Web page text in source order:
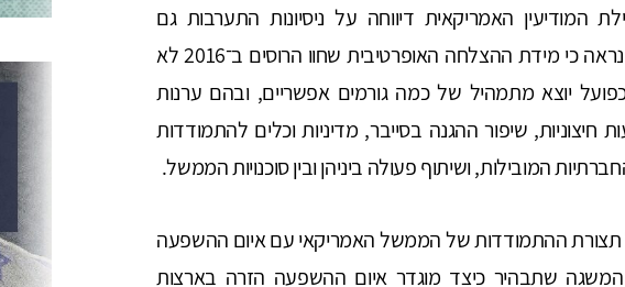
האמריקאית דיווחה על ניסיונות התערבות גם
בבחירות של 2018, 2020 ו־2022, נראה כי מידת ההצלחה האופרטיבית שחוו הרוסים ב־2016 לא
יוצא מתמהיל של כמה גורמים אפשריים, ובהם ערנות
חיצוניות, שיפור ההגנה בסייבר, מדיניות וכלים להתמודדות
המובילות, ושיתוף פעולה ביניהן ובין סוכנויות הממשל.
ההתמודדות של הממשל האמריקאי עם איום ההשפעה
שתבהיר כיצד מוגדר איום ההשפעה הזרה בארצות